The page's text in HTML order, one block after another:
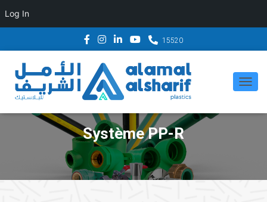
Log In
15520
T
O
E
Système PP-R